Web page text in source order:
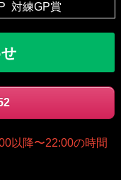
対練GP賞
以降〜22:00の時間